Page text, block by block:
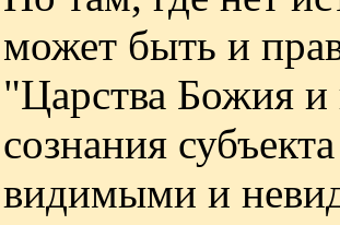
может быть и
"Царства Божия
сознания
видимыми и